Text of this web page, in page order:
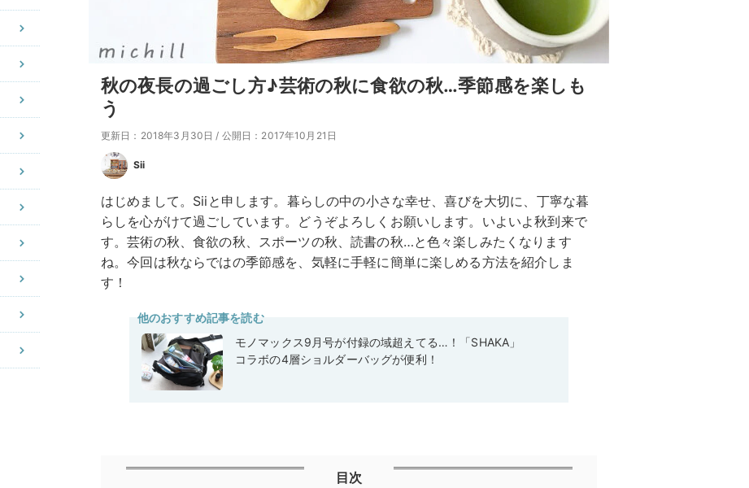
秋の夜長の過ごし方♪芸術の秋に食欲の秋…季節感を楽しも
う
更新日：2018年3月30日 / 公開日：2017年10月21日
Sii
はじめまして。Siiと申します。暮らしの中の小さな幸せ、喜びを大切に、丁寧な暮
らしを心がけて過ごしています。どうぞよろしくお願いします。いよいよ秋到来で
す。芸術の秋、食欲の秋、スポーツの秋、読書の秋…と色々楽しみたくなります
ね。今回は秋ならではの季節感を、気軽に手軽に簡単に楽しめる方法を紹介しま
す！
他のおすすめ記事を読む
モノマックス9月号が付録の域超えてる…！「SHAKA」
コラボの4層ショルダーバッグが便利！
目次